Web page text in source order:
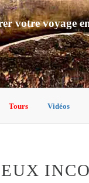
votre voyage
Tours Vidéos